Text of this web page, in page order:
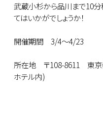
武蔵小杉から品川まで10分
てはいかがでしょうか！
開催期間 3/4～4/23
所在地 〒108-8611 東京
ホテル内)